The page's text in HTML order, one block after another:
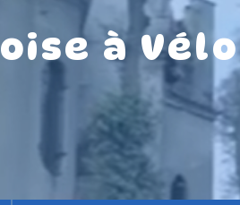
à Vélo